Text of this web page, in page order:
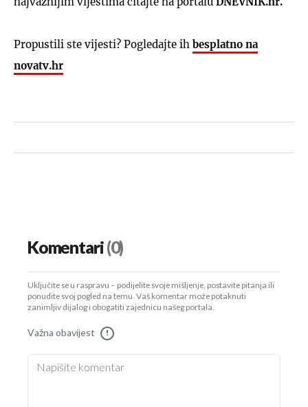
Propustili ste vijesti? Pogledajte ih besplatno na
novatv.hr
Komentari(0)
Uključite se u raspravu – podijelite svoje mišljenje, postavite pitanja ili
ponudite svoj pogled na temu. Vaš komentar može potaknuti
zanimljiv dijalog i obogatiti zajednicu našeg portala.
Važna obavijest !